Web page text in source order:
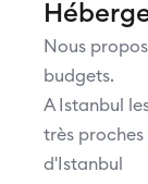
Nous
budgets.
A Istanbul
très
d'Istanbul